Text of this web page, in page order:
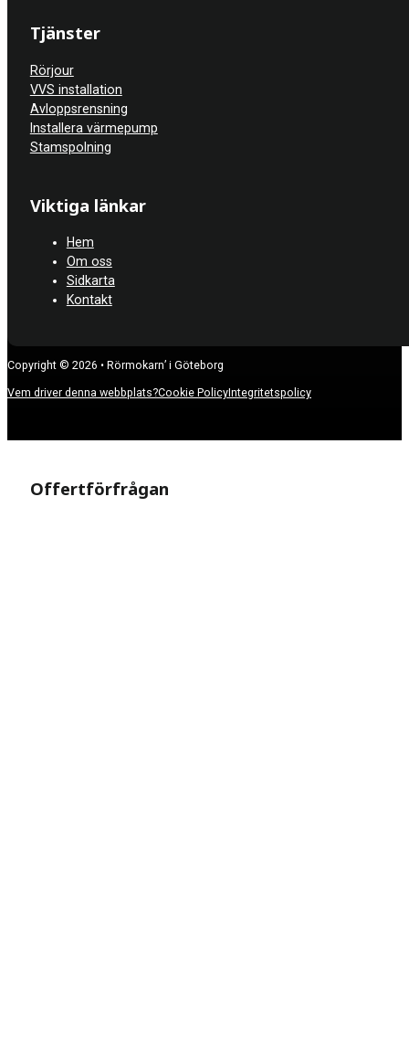
Tjänster
Rörjour
VVS installation
Avloppsrensning
Installera värmepump
Stamspolning
Viktiga länkar
Hem
Om oss
Sidkarta
Kontakt
Copyright © 2026 • Rörmokarn’ i Göteborg
Vem driver denna webbplats?Cookie PolicyIntegritetspolicy
Offertförfrågan